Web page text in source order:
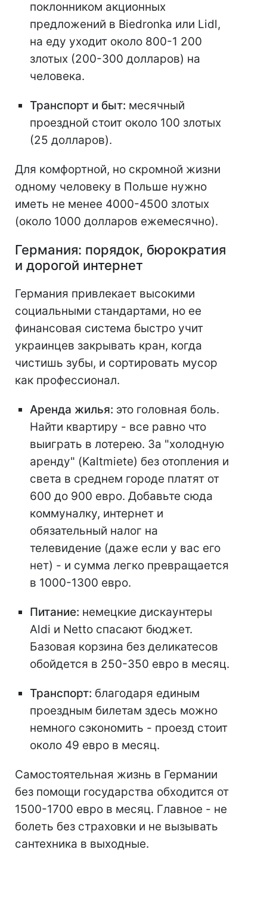
поклонником акционных
предложений в Biedronka или Lidl,
на еду уходит около 800-1 200
злотых (200-300 долларов) на
человека.
Транспорт и быт: месячный
проездной стоит около 100 злотых
(25 долларов).
Для комфортной, но скромной жизни
одному человеку в Польше нужно
иметь не менее 4000-4500 злотых
(около 1000 долларов ежемесячно).
Германия: порядок, бюрократия
и дорогой интернет
Германия привлекает высокими
социальными стандартами, но ее
финансовая система быстро учит
украинцев закрывать кран, когда
чистишь зубы, и сортировать мусор
как профессионал.
Аренда жилья: это головная боль.
Найти квартиру - все равно что
выиграть в лотерею. За "холодную
аренду" (Kaltmiete) без отопления и
света в среднем городе платят от
600 до 900 евро. Добавьте сюда
коммуналку, интернет и
обязательный налог на
телевидение (даже если у вас его
нет) - и сумма легко превращается
в 1000-1300 евро.
Питание: немецкие дискаунтеры
Aldi и Netto спасают бюджет.
Базовая корзина без деликатесов
обойдется в 250-350 евро в месяц.
Транспорт: благодаря единым
проездным билетам здесь можно
немного сэкономить - проезд стоит
около 49 евро в месяц.
Самостоятельная жизнь в Германии
без помощи государства обходится от
1500-1700 евро в месяц. Главное - не
болеть без страховки и не вызывать
сантехника в выходные.